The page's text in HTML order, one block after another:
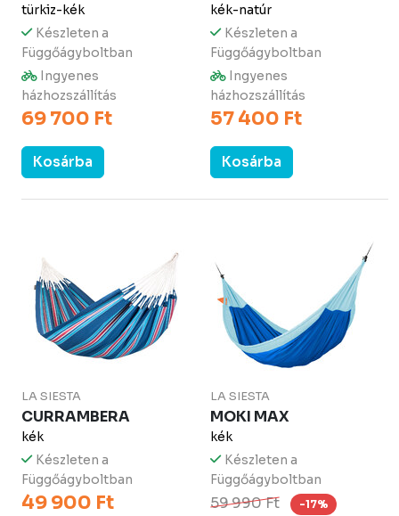
türkiz-kék
Készleten a
Függőágyboltban
Ingyenes
házhozszállítás
69 700 Ft
Kosárba
kék-natúr
Készleten a
Függőágyboltban
Ingyenes
házhozszállítás
57 400 Ft
Kosárba
LA SIESTA
CURRAMBERA
kék
Készleten a
Függőágyboltban
49 900 Ft
LA SIESTA
MOKI MAX
kék
Készleten a
Függőágyboltban
59 990 Ft -17%